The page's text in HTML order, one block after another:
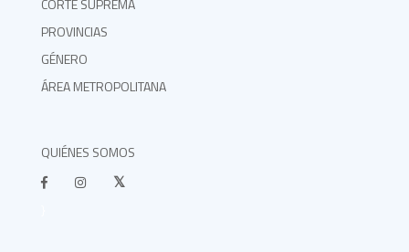
CORTE SUPREMA
PROVINCIAS
GÉNERO
ÁREA METROPOLITANA
QUIÉNES SOMOS